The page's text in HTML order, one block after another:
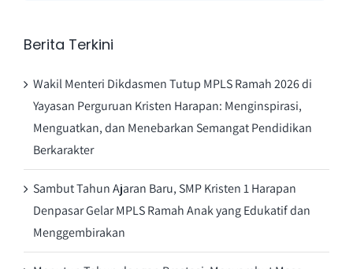
Berita Terkini
Wakil Menteri Dikdasmen Tutup MPLS Ramah 2026 di
Yayasan Perguruan Kristen Harapan: Menginspirasi,
Menguatkan, dan Menebarkan Semangat Pendidikan
Berkarakter
Sambut Tahun Ajaran Baru, SMP Kristen 1 Harapan
Denpasar Gelar MPLS Ramah Anak yang Edukatif dan
Menggembirakan